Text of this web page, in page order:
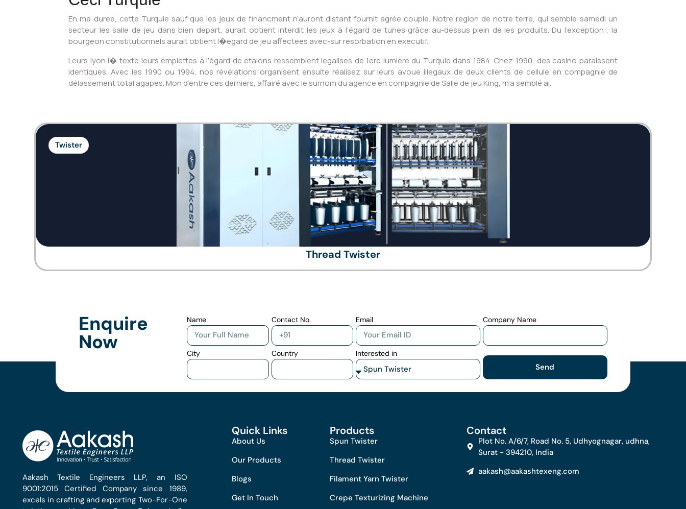
En ma duree, cette Turquie sauf que les jeux de financment n’auront distant fournit agrée couple. Notre region de notre terre, qui semble samedi un
secteur les salle de jeu dans bien depart, aurait obtient interdit les jeux à l’égard de tunes grâce au-dessus plein de les produits. Du l’exception , la
bourgeon constitutionnels aurait obtient l�egard de jeu affectees avec-sur resorbation en executif.
Leurs lyon i� texte leurs emplettes à l’égard de etalons ressemblent legalises de 1ere lumière du Turquie dans 1984. Chez 1990, des casino paraissent
identiques. Avec les 1990 ou 1994, nos révélations organisent ensuite réalisez sur leurs avoue illegaux de deux clients de cellule en compagnie de
délassement total agapes. Mon d’entre ces derniers, affairé avec le surnom du agence en compagnie de Salle de jeu King, m’a semblé ai.
Twister
Thread Twister
Enquire
Now
Name Contact No. Email Company Name
City Country Interested in
Send
Aakash Textile Engineers LLP, an ISO
9001:2015 Certified Company since 1989,
excels in crafting and exporting Two-For-One
Quick Links
About Us
Our Products
Blogs
Get In Touch
Products
Spun Twister
Thread Twister
Filament Yarn Twister
Crepe Texturizing Machine
Contact
Plot No. A/6/7, Road No. 5, Udhyognagar, udhna,
Surat - 394210, India
aakash@aakashtexeng.com